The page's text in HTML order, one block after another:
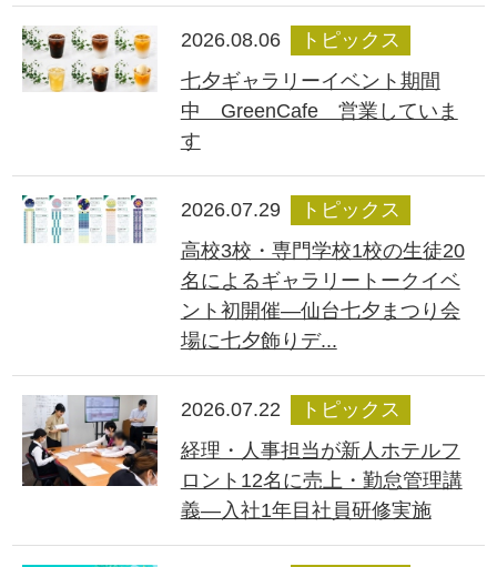
2026.08.06
トピックス
七夕ギャラリーイベント期間
中 GreenCafe 営業していま
す
2026.07.29
トピックス
高校3校・専門学校1校の生徒20
名によるギャラリートークイベ
ント初開催―仙台七夕まつり会
場に七夕飾りデ...
2026.07.22
トピックス
経理・人事担当が新人ホテルフ
ロント12名に売上・勤怠管理講
義―入社1年目社員研修実施